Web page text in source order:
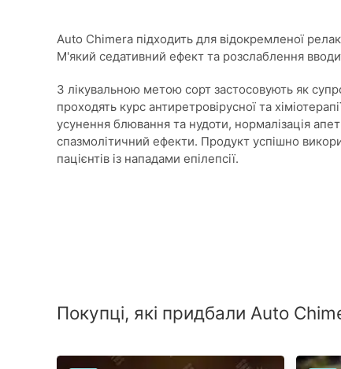
Auto Chimera підходить для відокремленої
М'який седативний ефект та розслаблення
З лікувальною метою сорт застосовують як
проходять курс антиретровірусної та
усунення блювання та нудоти, нормалізація
спазмолітичний ефекти. Продукт успішно
пацієнтів із нападами епілепсії.
Покупці, які придбали Auto